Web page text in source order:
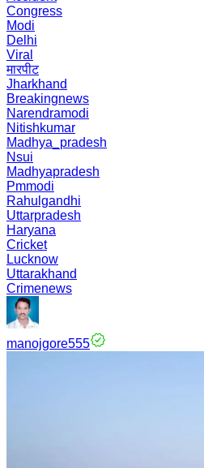
Congress
Modi
Delhi
Viral
मारपीट
Jharkhand
Breakingnews
Narendramodi
Nitishkumar
Madhya_pradesh
Nsui
Madhyapradesh
Pmmodi
Rahulgandhi
Uttarpradesh
Haryana
Cricket
Lucknow
Uttarakhand
Crimenews
manojgore555